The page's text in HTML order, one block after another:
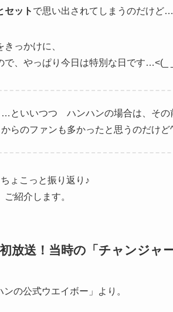
セット で思い出されてしまうのだけど
っかけに、
で、やっぱり今日は特別な日です…<(_
といいつつ ハンハンの場合は、その
らのファンも多かったと思うのだけど
ょこっと振り返り♪
紹介します。
放送！当時の「チャンジャ
の公式ウエイボー」より。